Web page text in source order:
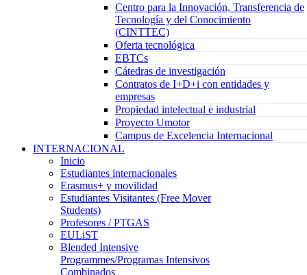
Centro para la Innovación, Transferencia de
Tecnología y del Conocimiento
(CINTTEC)
Oferta tecnológica
EBTCs
Cátedras de investigación
Contratos de I+D+i con entidades y
empresas
Propiedad intelectual e industrial
Proyecto Umotor
Campus de Excelencia Internacional
INTERNACIONAL
Inicio
Estudiantes internacionales
Erasmus+ y movilidad
Estudiantes Visitantes (Free Mover
Students)
Profesores / PTGAS
EULiST
Blended Intensive
Programmes/Programas Intensivos
Combinados